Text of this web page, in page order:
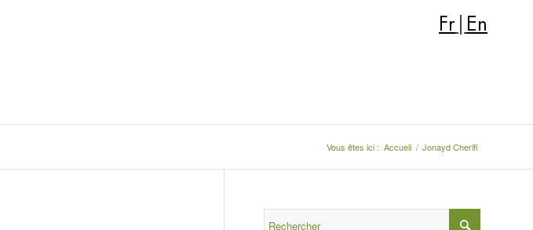
Fr En
Vous êtes ici : Accueil / Jonayd Cherifi